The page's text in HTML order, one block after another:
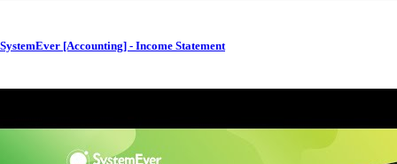
SystemEver [Accounting] - Income Statement